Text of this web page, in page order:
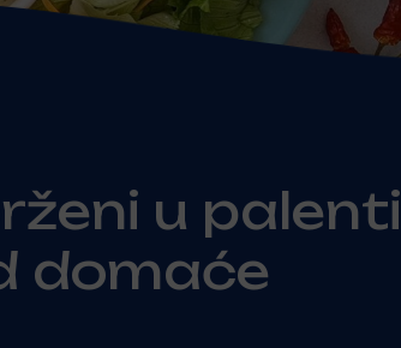
u palenti
domaće